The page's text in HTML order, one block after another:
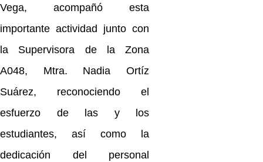
Vega, acompañó esta
importante actividad junto con
la Supervisora de la Zona
A048, Mtra. Nadia Ortíz
Suárez, reconociendo el
esfuerzo de las y los
estudiantes, así como la
dedicación del personal